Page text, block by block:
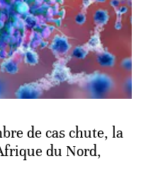
de cas chute, la
du Nord,